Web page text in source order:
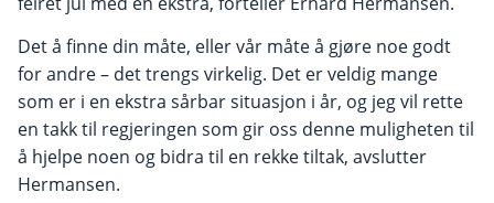
Det å finne din måte, eller vår måte å gjøre noe godt
for andre – det trengs virkelig. Det er veldig mange
som er i en ekstra sårbar situasjon i år, og jeg vil rette
en takk til regjeringen som gir oss denne muligheten til
å hjelpe noen og bidra til en rekke tiltak, avslutter
Hermansen.